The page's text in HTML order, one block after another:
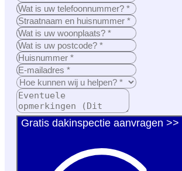
Gratis dakinspectie aanvragen >>